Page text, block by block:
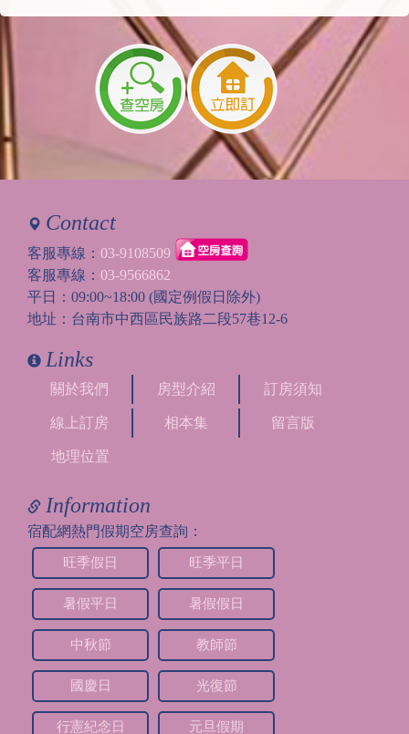
Contact
客服專線： 03-9108509
客服專線： 03-9566862
平日：09:00~18:00 (國定例假日除外)
地址：台南市中西區民族路二段57巷12-6
Links
關於我們 房型介紹 訂房須知
線上訂房 相本集 留言版
地理位置
Information
宿配網熱門假期空房查詢：
旺季假日 旺季平日
暑假平日 暑假假日
中秋節 教師節
國慶日 光復節
行憲紀念日 元旦假期